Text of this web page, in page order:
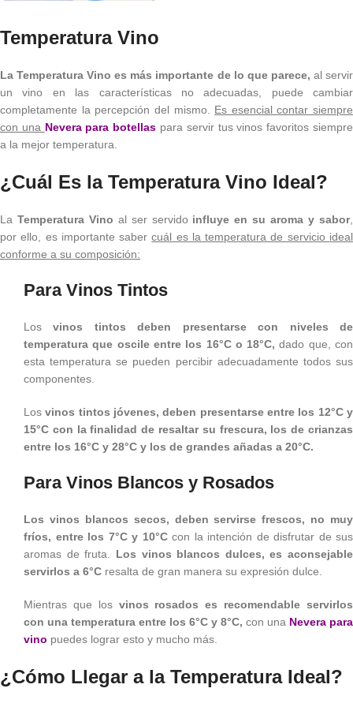
Temperatura Vino
La Temperatura Vino es más importante de lo que parece, al servir
un vino en las características no adecuadas, puede cambiar
completamente la percepción del mismo. Es esencial contar siempre
con una Nevera para botellas para servir tus vinos favoritos siempre
a la mejor temperatura.
¿Cuál Es la Temperatura Vino Ideal?
La Temperatura Vino al ser servido influye en su aroma y sabor,
por ello, es importante sabercuál es la temperatura de servicio ideal
conforme a su composición:
Para Vinos Tintos
Losvinos tintos deben presentarse con niveles de
temperatura que oscile entre los 16°C o 18°C, dado que, con
esta temperatura se pueden percibir adecuadamente todos sus
componentes.
Losvinos tintos jóvenes, deben presentarse entre los 12°C y
15°C con la finalidad de resaltar su frescura, los de crianzas
entre los 16°C y 28°C y los de grandes añadas a 20°C.
Para Vinos Blancos y Rosados
Los vinos blancos secos, deben servirse frescos, no muy
fríos, entre los 7°C y 10°Ccon la intención de disfrutar de sus
aromas de fruta. Los vinos blancos dulces, es aconsejable
servirlos a 6°C resalta de gran manera su expresión dulce.
Mientras que los vinos rosados es recomendable servirlos
con una temperatura entre los 6°C y 8°C, con una Nevera para
vino puedes lograr esto y mucho más.
¿Cómo Llegar a la Temperatura Ideal?